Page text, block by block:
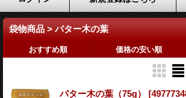
袋物商品 > バター木の葉
おすすめ順 価格の安い順
バター木の葉（75g）